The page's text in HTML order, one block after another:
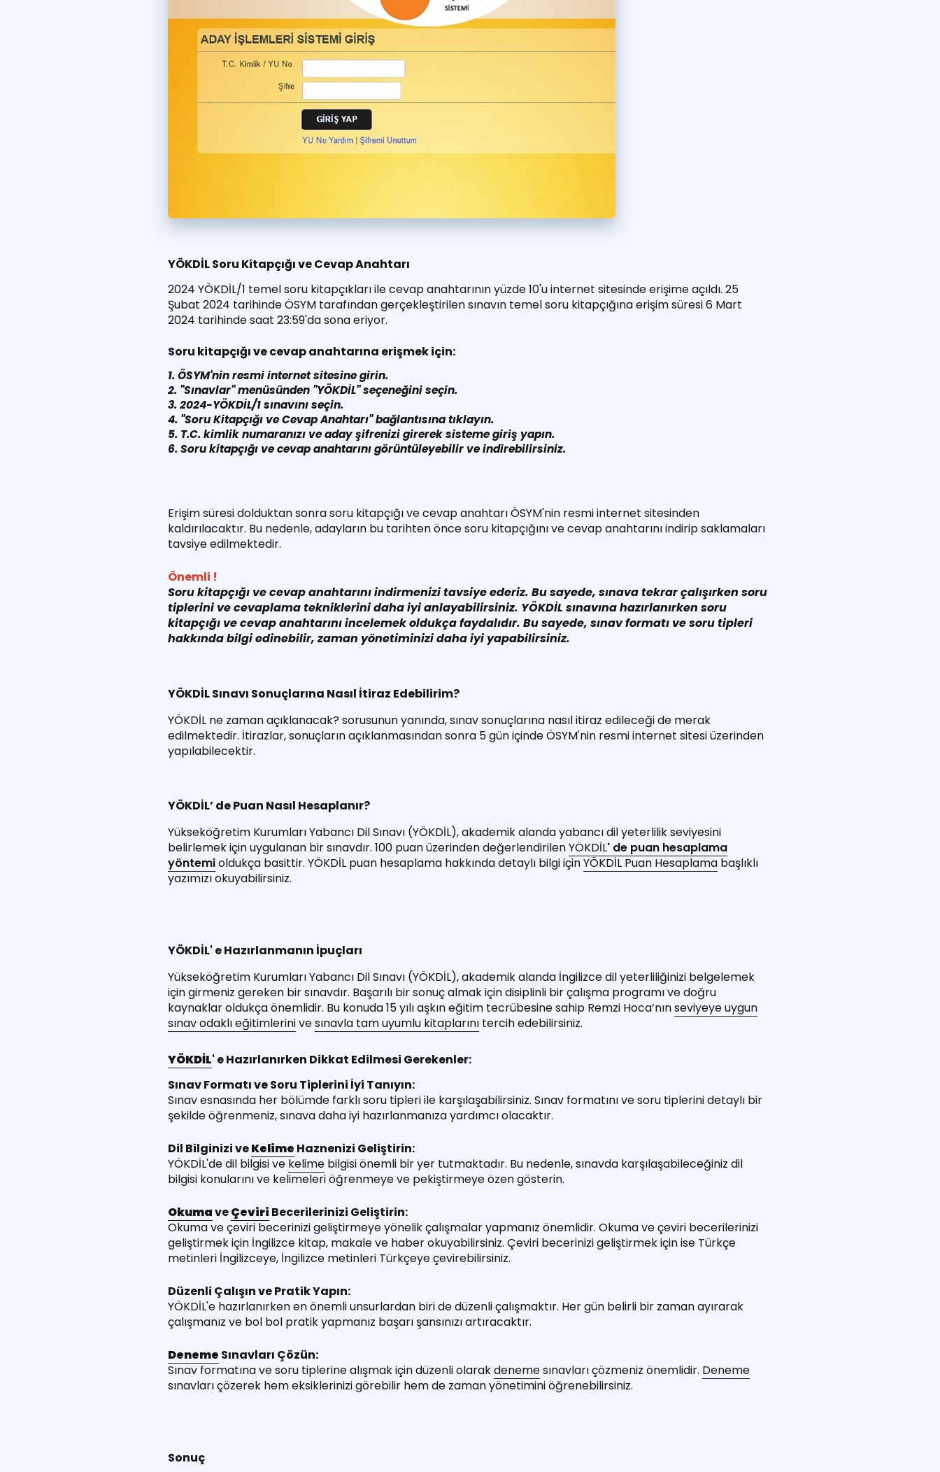
YÖKDİL Soru Kitapçığı ve Cevap Anahtarı
2024 YÖKDİL/1 temel soru kitapçıkları ile cevap anahtarının yüzde 10'u internet sitesinde erişime açıldı. 25
Şubat 2024 tarihinde ÖSYM tarafından gerçekleştirilen sınavın temel soru kitapçığına erişim süresi 6 Mart
2024 tarihinde saat 23:59'da sona eriyor.
Soru kitapçığı ve cevap anahtarına erişmek için:
1. ÖSYM'nin resmi internet sitesine girin.
2. "Sınavlar" menüsünden "YÖKDİL" seçeneğini seçin.
3. 2024-YÖKDİL/1 sınavını seçin.
4. "Soru Kitapçığı ve Cevap Anahtarı" bağlantısına tıklayın.
5. T.C. kimlik numaranızı ve aday şifrenizi girerek sisteme giriş yapın.
6. Soru kitapçığı ve cevap anahtarını görüntüleyebilir ve indirebilirsiniz.
Erişim süresi dolduktan sonra soru kitapçığı ve cevap anahtarı ÖSYM'nin resmi internet sitesinden
kaldırılacaktır. Bu nedenle, adayların bu tarihten önce soru kitapçığını ve cevap anahtarını indirip saklamaları
tavsiye edilmektedir.
Önemli !
Soru kitapçığı ve cevap anahtarını indirmenizi tavsiye ederiz. Bu sayede, sınava tekrar çalışırken soru
tiplerini ve cevaplama tekniklerini daha iyi anlayabilirsiniz. YÖKDİL sınavına hazırlanırken soru
kitapçığı ve cevap anahtarını incelemek oldukça faydalıdır. Bu sayede, sınav formatı ve soru tipleri
hakkında bilgi edinebilir, zaman yönetiminizi daha iyi yapabilirsiniz.
YÖKDİL Sınavı Sonuçlarına Nasıl İtiraz Edebilirim?
YÖKDİL ne zaman açıklanacak? sorusunun yanında, sınav sonuçlarına nasıl itiraz edileceği de merak
edilmektedir. İtirazlar, sonuçların açıklanmasından sonra 5 gün içinde ÖSYM'nin resmi internet sitesi üzerinden
yapılabilecektir.
YÖKDİL’ de Puan Nasıl Hesaplanır?
Yükseköğretim Kurumları Yabancı Dil Sınavı (YÖKDİL), akademik alanda yabancı dil yeterlilik seviyesini
belirlemek için uygulanan bir sınavdır. 100 puan üzerinden değerlendirilenYÖKDİL' de puan hesaplama
yöntemioldukça basittir. YÖKDİL puan hesaplama hakkında detaylı bilgi içinYÖKDİL Puan Hesaplama başlıklı
yazımızı okuyabilirsiniz.
YÖKDİL' e Hazırlanmanın İpuçları
Yükseköğretim Kurumları Yabancı Dil Sınavı (YÖKDİL), akademik alanda İngilizce dil yeterliliğinizi belgelemek
için girmeniz gereken bir sınavdır. Başarılı bir sonuç almak için disiplinli bir çalışma programı ve doğru
kaynaklar oldukça önemlidir. Bu konuda 15 yılı aşkın eğitim tecrübesine sahip Remzi Hoca’nınseviyeye uygun
sınav odaklı eğitimlerinivesınavla tam uyumlu kitaplarını tercih edebilirsiniz.
YÖKDİL' e Hazırlanırken Dikkat Edilmesi Gerekenler:
Sınav Formatı ve Soru Tiplerini İyi Tanıyın:
Sınav esnasında her bölümde farklı soru tipleri ile karşılaşabilirsiniz. Sınav formatını ve soru tiplerini detaylı bir
şekilde öğrenmeniz, sınava daha iyi hazırlanmanıza yardımcı olacaktır.
Dil Bilginizi veKelime Haznenizi Geliştirin:
YÖKDİL'de dil bilgisi ve kelime bilgisi önemli bir yer tutmaktadır. Bu nedenle, sınavda karşılaşabileceğiniz dil
bilgisi konularını ve kelimeleri öğrenmeye ve pekiştirmeye özen gösterin.
OkumaveÇeviri Becerilerinizi Geliştirin:
Okuma ve çeviri becerinizi geliştirmeye yönelik çalışmalar yapmanız önemlidir. Okuma ve çeviri becerilerinizi
geliştirmek için İngilizce kitap, makale ve haber okuyabilirsiniz. Çeviri becerinizi geliştirmek için ise Türkçe
metinleri İngilizceye, İngilizce metinleri Türkçeye çevirebilirsiniz.
Düzenli Çalışın ve Pratik Yapın:
YÖKDİL'e hazırlanırken en önemli unsurlardan biri de düzenli çalışmaktır. Her gün belirli bir zaman ayırarak
çalışmanız ve bol bol pratik yapmanız başarı şansınızı artıracaktır.
Deneme Sınavları Çözün:
Sınav formatına ve soru tiplerine alışmak için düzenli olarakdenemesınavları çözmeniz önemlidir. Deneme
sınavları çözerek hem eksiklerinizi görebilir hem de zaman yönetimini öğrenebilirsiniz.
Sonuç